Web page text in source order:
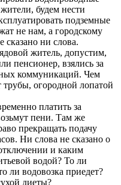
будем нести
подземные
не нам, а городскому
сказано ни слова.
житель, допустим,
пенсионер, взялись за
коммуникаций. Чем
трубы, огородной лопатой
платить за
пени. Там же
прекращать подачу
Ни слова не сказано о
и каким
водой? То ли
ли водовозка приедет?
диеты?